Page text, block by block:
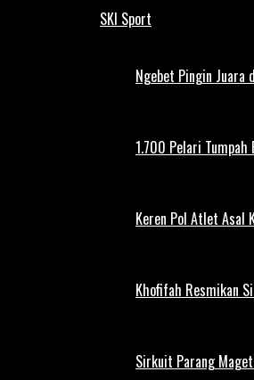
SKI Sport
Ngebet Pingin Juara
1.700 Pelari
Keren Pol Atlet Asal
Khofifah Resmikan
Sirkuit Parang